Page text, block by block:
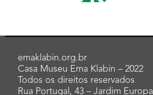
emaklabin.org.br
Casa Museu Ema Klabin – 2022
Todos os direitos reservados
Rua Portugal, 43 – Jardim Europa